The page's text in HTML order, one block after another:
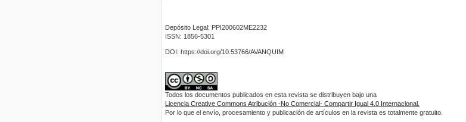
Depósito Legal: PPI200602ME2232
ISSN: 1856-5301
DOI: https://doi.org/10.53766/AVANQUIM
Todos los documentos publicados en esta revista se distribuyen bajo una
Licencia Creative Commons Atribución -No Comercial- Compartir Igual 4.0 Internacional.
Por lo que el envío, procesamiento y publicación de artículos en la revista es totalmente gratuito.